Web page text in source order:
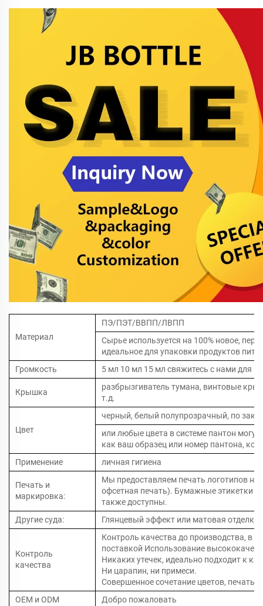
Материал
ПЭ/ПЭТ/ВВПП/ЛВПП
Сырье используется на 100% новое,
идеальное для упаковки продуктов
Громкость
5 мл 10 мл 15 мл свяжитесь с нами для
Крышка
разбрызгиватель тумана, винтовые
т.д.
Цвет
черный, белый полупрозрачный, по
или любые цвета в системе пантон
как ваш образец или номер пантона,
Применение
личная гигиена
Печать и
маркировка:
Мы предоставляем печать логотипов
офсетная печать). Бумажные этикетки и
также доступны.
Другие суда:
Глянцевый эффект или матовая отделка
Контроль
качества
Контроль качества до производства, в
поставкой Использование
Никаких утечек, идеально подходит к
Ни царапин, ни примеси.
Совершенное сочетание цветов, печать
OEM и ODM
Добро пожаловать